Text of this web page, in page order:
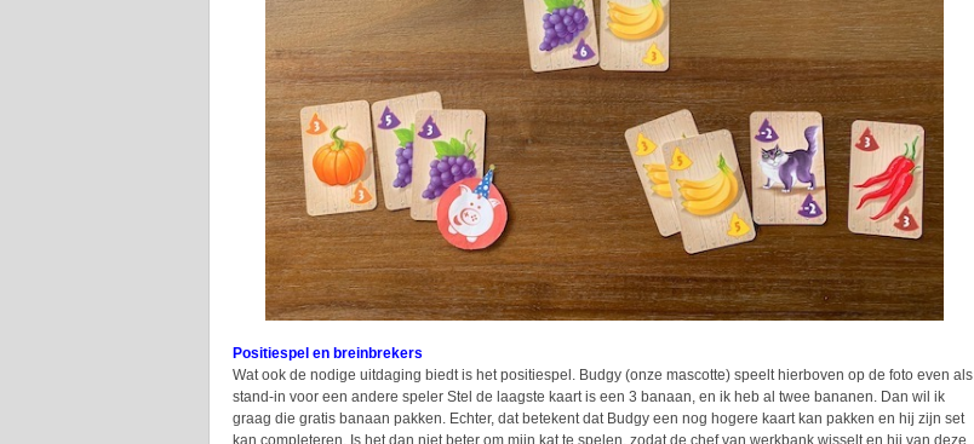
Positiespel en breinbrekers
Wat ook de nodige uitdaging biedt is het positiespel. Budgy (onze mascotte) speelt hierboven op de foto even als
stand-in voor een andere speler Stel de laagste kaart is een 3 banaan, en ik heb al twee bananen. Dan wil ik
graag die gratis banaan pakken. Echter, dat betekent dat Budgy een nog hogere kaart kan pakken en hij zijn set
kan completeren. Is het dan niet beter om mijn kat te spelen, zodat de chef van werkbank wisselt en hij van deze